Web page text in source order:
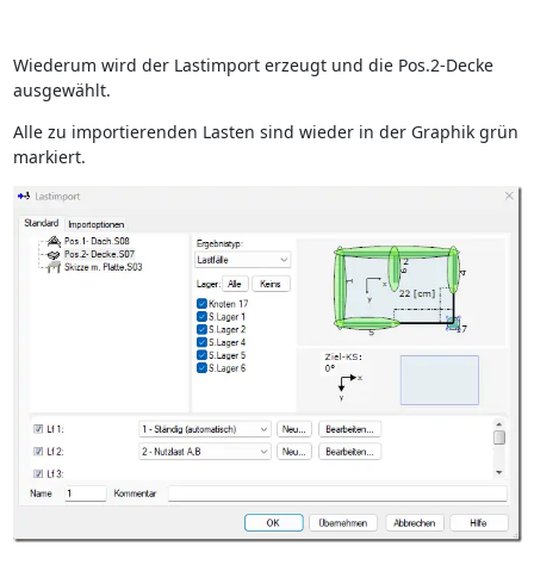
Wiederum wird der Lastimport erzeugt und die Pos.2-Decke
ausgewählt.
Alle zu importierenden Lasten sind wieder in der Graphik grün
markiert.